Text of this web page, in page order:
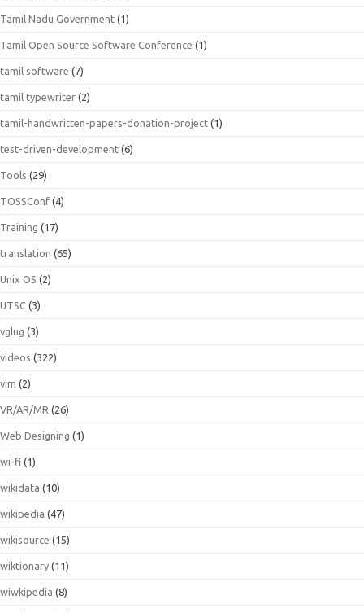
Tamil Nadu Government (1)
Tamil Open Source Software Conference (1)
tamil software (7)
tamil typewriter (2)
tamil-handwritten-papers-donation-project (1)
test-driven-development (6)
Tools (29)
TOSSConf (4)
Training (17)
translation (65)
Unix OS (2)
UTSC (3)
vglug (3)
videos (322)
vim (2)
VR/AR/MR (26)
Web Designing (1)
wi-fi (1)
wikidata (10)
wikipedia (47)
wikisource (15)
wiktionary (11)
wiwkipedia (8)